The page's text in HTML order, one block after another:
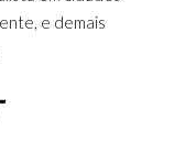
e demais